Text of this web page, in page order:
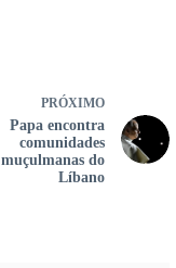
PRÓXIMO
Papa encontra
comunidades
muçulmanas do
Líbano